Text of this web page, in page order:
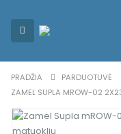
PRADŽIA PARDUOTUVĖ
ZAMEL SUPLA MROW-02